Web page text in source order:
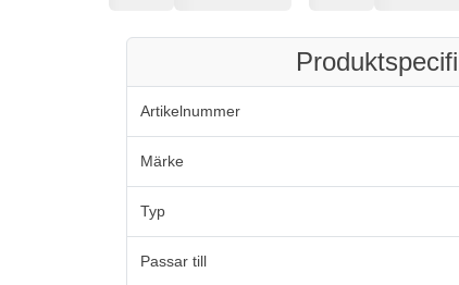
Artikelnummer
Märke
Typ
Passar till